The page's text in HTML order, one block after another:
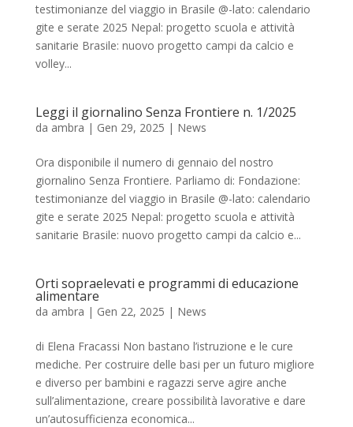
testimonianze del viaggio in Brasile @-lato: calendario
gite e serate 2025 Nepal: progetto scuola e attività
sanitarie Brasile: nuovo progetto campi da calcio e
volley...
Leggi il giornalino Senza Frontiere n. 1/2025
da ambra | Gen 29, 2025 | News
Ora disponibile il numero di gennaio del nostro
giornalino Senza Frontiere. Parliamo di: Fondazione:
testimonianze del viaggio in Brasile @-lato: calendario
gite e serate 2025 Nepal: progetto scuola e attività
sanitarie Brasile: nuovo progetto campi da calcio e...
Orti sopraelevati e programmi di educazione
alimentare
da ambra | Gen 22, 2025 | News
di Elena Fracassi Non bastano l’istruzione e le cure
mediche. Per costruire delle basi per un futuro migliore
e diverso per bambini e ragazzi serve agire anche
sull’alimentazione, creare possibilità lavorative e dare
un’autosufficienza economica...